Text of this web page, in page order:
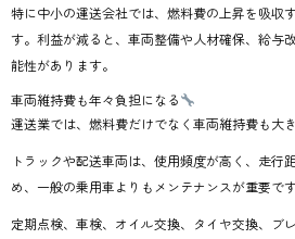
特に中小の運送会社では、燃料費の上昇を吸収
す。利益が減ると、車両整備や人材確保、給与
能性があります。
車両維持費も年々負担になる
運送業では、燃料費だけでなく車両維持費も大
トラックや配送車両は、使用頻度が高く、走行
め、一般の乗用車よりもメンテナンスが重要です
定期点検、車検、オイル交換、タイヤ交換、ブ